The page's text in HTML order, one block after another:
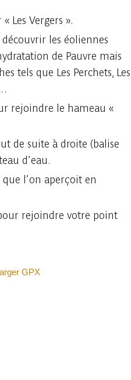
Les Vergers ».
les éoliennes
de Pauvre mais
tels que Les Perchets, Les
rejoindre le hameau «
de suite à droite (balise
d’eau.
l’on aperçoit en
rejoindre votre point
GPX